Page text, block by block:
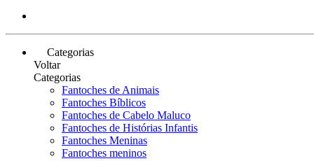
Categorias
Voltar
Categorias
Fantoches de Animais
Fantoches Bíblicos
Fantoches de Cabelo Maluco
Fantoches de Histórias Infantis
Fantoches Meninas
Fantoches meninos